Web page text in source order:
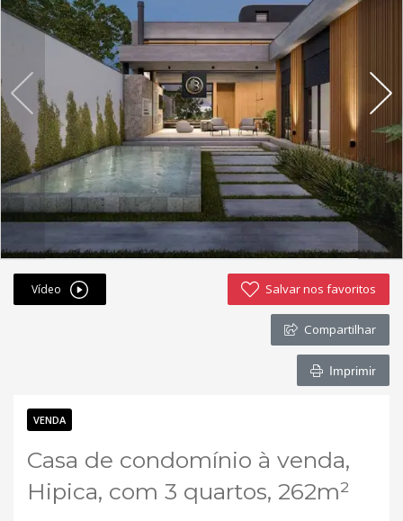
Fichas cadastrais
Financiamento
Hotsites
Política de privacidade
Postagens
Simulador de financiamento
whatsapp
ANUCIE SEU IMOVEL CONOSCO
Contato
Vídeo Salvar nos favoritos
Compartilhar
Imprimir
VENDA
Casa de condomínio à venda,
Hipica, com 3 quartos, 262m²